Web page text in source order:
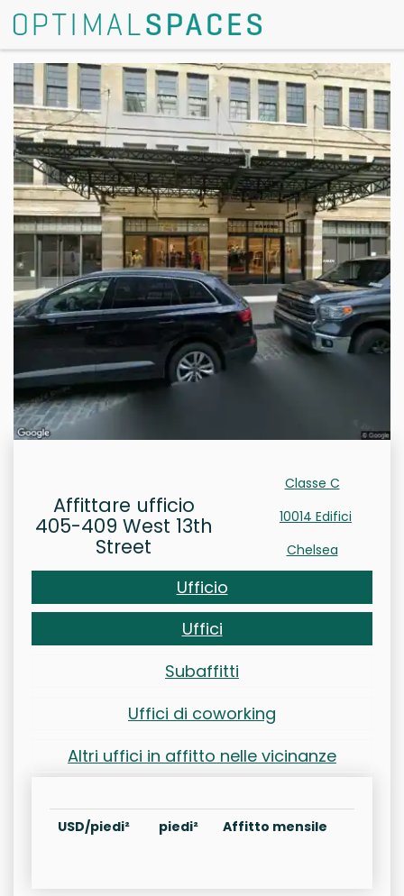
Affittare ufficio
405-409 West 13th
Street
Classe C
10014 Edifici
Chelsea
Ufficio
Uffici
Subaffitti
Uffici di coworking
Altri uffici in affitto nelle vicinanze
USD/piedi² piedi² Affitto mensile